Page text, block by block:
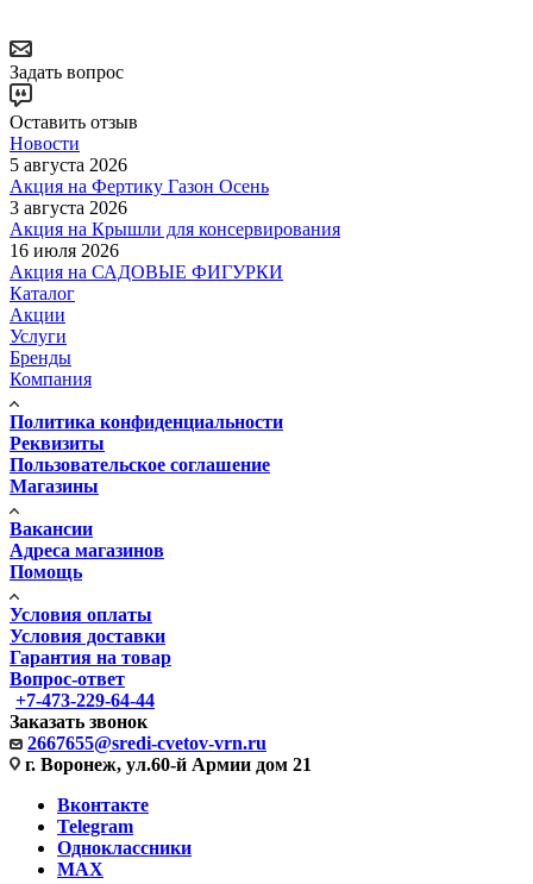
Задать вопрос
Оставить отзыв
Новости
5 августа 2026
Акция на Фертику Газон Осень
3 августа 2026
Акция на Крышли для консервирования
16 июля 2026
Акция на САДОВЫЕ ФИГУРКИ
Каталог
Акции
Услуги
Бренды
Компания
Политика конфиденциальности
Реквизиты
Пользовательское соглашение
Магазины
Вакансии
Адреса магазинов
Помощь
Условия оплаты
Условия доставки
Гарантия на товар
Вопрос-ответ
+7-473-229-64-44
Заказать звонок
2667655@sredi-cvetov-vrn.ru
г. Воронеж, ул.60-й Армии дом 21
Вконтакте
Telegram
Одноклассники
MAX